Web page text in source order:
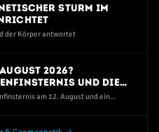
Sturm im
der Körper antwortet
2026?
und die
Nacht seit Jahren
am 12. August und ein